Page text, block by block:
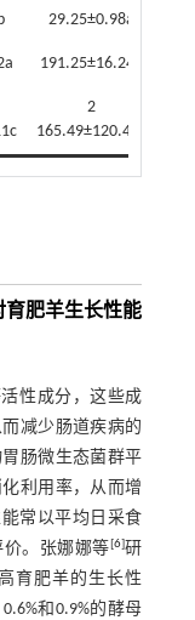
29.25±0.98a
191.25±16.24a
2
165.49±120.45a
育肥羊生长性能
性成分，这些成
减少肠道疾病的
肠微生态菌群平
利用率，从而增
常以平均日采食
。张娜娜等[6]研
育肥羊的生长性
和0.9%的酵母